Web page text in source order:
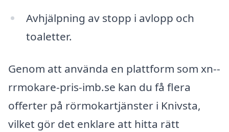
Avhjälpning av stopp i avlopp och
toaletter.
Genom att använda en plattform som xn--
rrmokare-pris-imb.se kan du få flera
offerter på rörmokartjänster i Knivsta,
vilket gör det enklare att hitta rätt